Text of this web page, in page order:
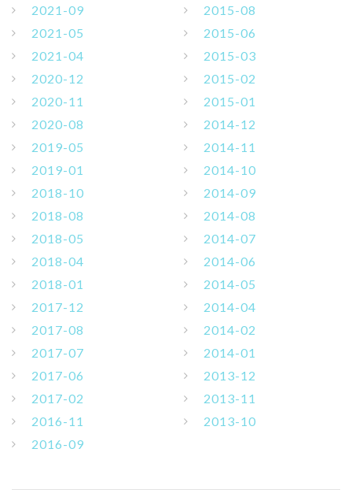
2021-09
2021-05
2021-04
2020-12
2020-11
2020-08
2019-05
2019-01
2018-10
2018-08
2018-05
2018-04
2018-01
2017-12
2017-08
2017-07
2017-06
2017-02
2016-11
2016-09
2015-08
2015-06
2015-03
2015-02
2015-01
2014-12
2014-11
2014-10
2014-09
2014-08
2014-07
2014-06
2014-05
2014-04
2014-02
2014-01
2013-12
2013-11
2013-10